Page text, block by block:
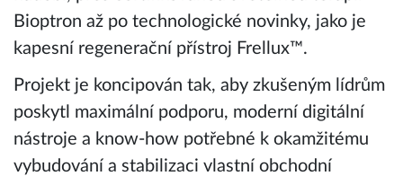
Bioptron až po technologické novinky, jako je
kapesní regenerační přístroj Frellux™.
Projekt je koncipován tak, aby zkušeným lídrům
poskytl maximální podporu, moderní digitální
nástroje a know-how potřebné k okamžitému
vybudování a stabilizaci vlastní obchodní